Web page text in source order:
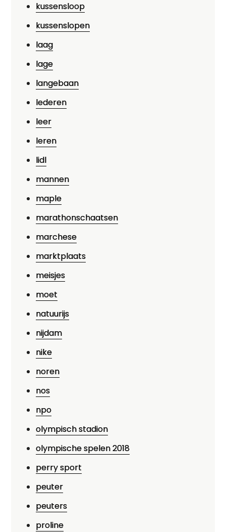
kussensloop
kussenslopen
laag
lage
langebaan
lederen
leer
leren
lidl
mannen
maple
marathonschaatsen
marchese
marktplaats
meisjes
moet
natuurijs
nijdam
nike
noren
nos
npo
olympisch stadion
olympische spelen 2018
perry sport
peuter
peuters
proline